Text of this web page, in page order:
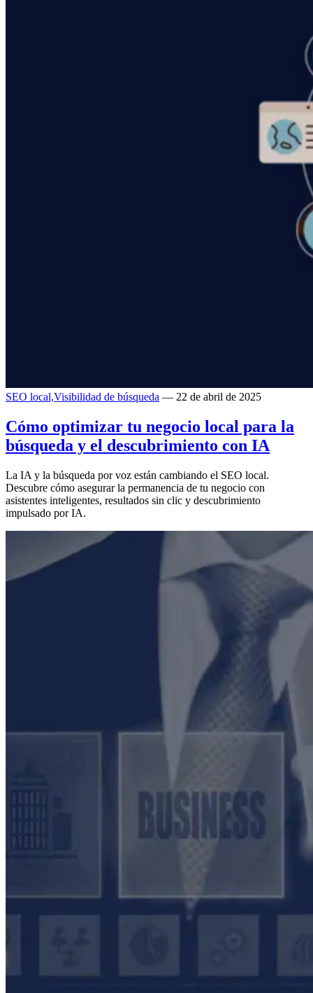
SEO local,Visibilidad de búsqueda — 22 de abril de 2025
Cómo optimizar tu negocio local para la
búsqueda y el descubrimiento con IA
La IA y la búsqueda por voz están cambiando el SEO local.
Descubre cómo asegurar la permanencia de tu negocio con
asistentes inteligentes, resultados sin clic y descubrimiento
impulsado por IA.